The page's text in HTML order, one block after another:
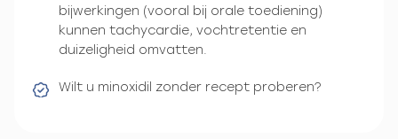
bijwerkingen (vooral bij orale toediening)
kunnen tachycardie, vochtretentie en
duizeligheid omvatten.
Wilt u minoxidil zonder recept proberen?